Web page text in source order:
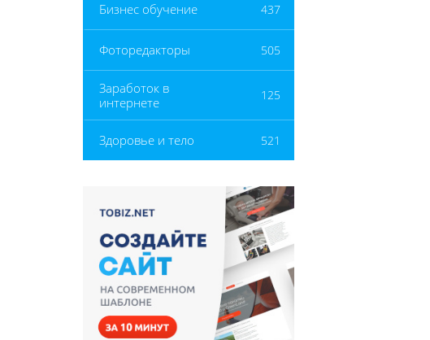
Бизнес обучение 437
Фоторедакторы 505
Заработок в
интернете
125
Здоровье и тело 521